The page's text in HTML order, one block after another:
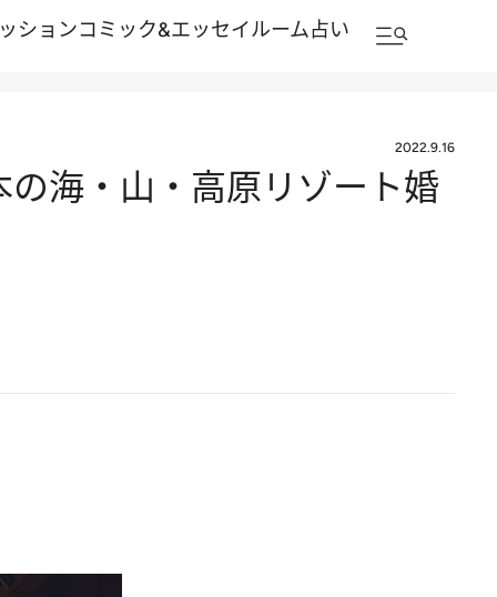
ションコミック&エッセイルーム占い
2022.9.16
海・山・高原リゾート婚